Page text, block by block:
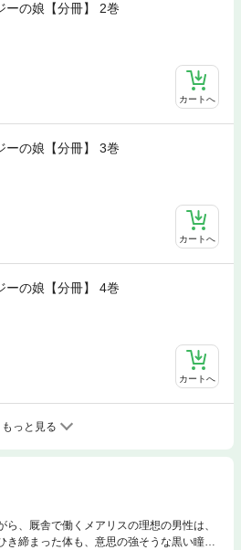
ーの娘【分冊】 2巻
カートへ
ーの娘【分冊】 3巻
カートへ
ーの娘【分冊】 4巻
カートへ
もっと見る
、厩舎で働くメアリスの理想の男性は、
き締まった体も、意思の強そうな黒い瞳